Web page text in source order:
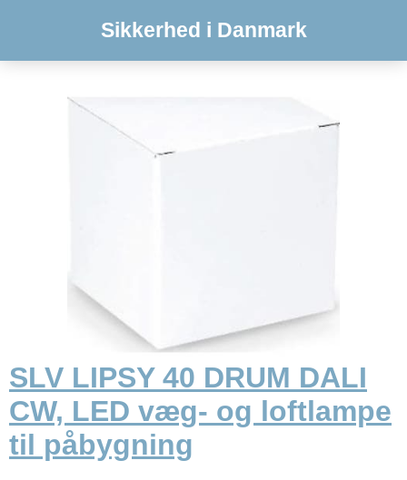
Sikkerhed i Danmark
SLV LIPSY 40 DRUM DALI
CW, LED væg- og loftlampe
til påbygning